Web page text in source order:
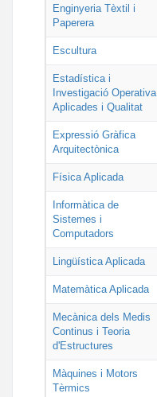
Enginyeria Tèxtil i
Paperera
Escultura
Estadística i
Investigació Operativa
Aplicades i Qualitat
Expressió Gràfica
Arquitectònica
Física Aplicada
Informàtica de
Sistemes i
Computadors
Lingüística Aplicada
Matemàtica Aplicada
Mecànica dels Medis
Continus i Teoria
d'Estructures
Màquines i Motors
Tèrmics